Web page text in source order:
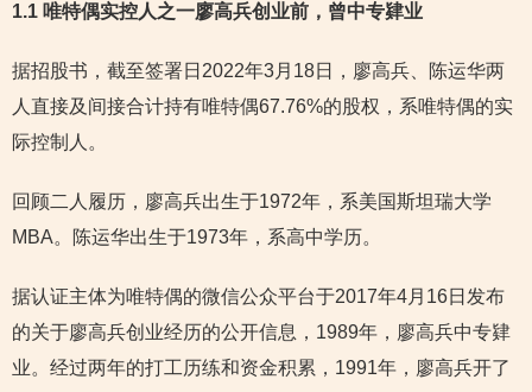
1.1 唯特偶实控人之一廖高兵创业前，曾中专肄业
据招股书，截至签署日2022年3月18日，廖高兵、陈运华两
人直接及间接合计持有唯特偶67.76%的股权，系唯特偶的实
际控制人。
回顾二人履历，廖高兵出生于1972年，系美国斯坦瑞大学
MBA。陈运华出生于1973年，系高中学历。
据认证主体为唯特偶的微信公众平台于2017年4月16日发布
的关于廖高兵创业经历的公开信息，1989年，廖高兵中专肄
业。经过两年的打工历练和资金积累，1991年，廖高兵开了